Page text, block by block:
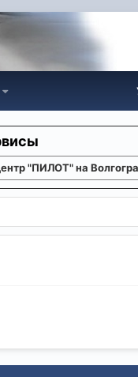
"ПИЛОТ" на